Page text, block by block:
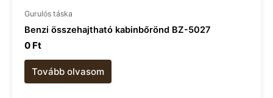
Gurulós táska
Benzi összehajtható kabinbőrönd BZ-5027
0 Ft
Tovább olvasom